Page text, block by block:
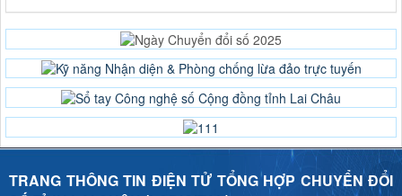
TRANG THÔNG TIN ĐIỆN TỬ TỔNG HỢP CHUYỂN ĐỔI